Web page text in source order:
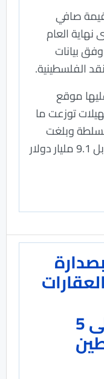
صافي
العام
دولار وفق بيانات
الفلسطينية.
موقع
توزعت ما
وبلغت
قيمتها 2.8 مليار دولار مقابل 9.1 مليار دولار
بصدارة
العقارات
والانشاءات.. أعلى 5